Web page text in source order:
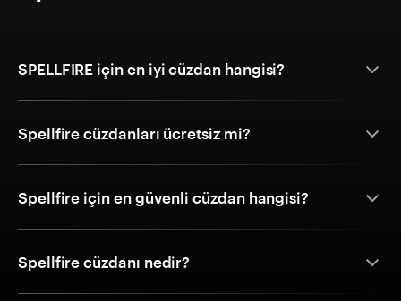
SPELLFIRE için en iyi cüzdan hangisi?
Spellfire cüzdanları ücretsiz mi?
Spellfire için en güvenli cüzdan hangisi?
Spellfire cüzdanı nedir?